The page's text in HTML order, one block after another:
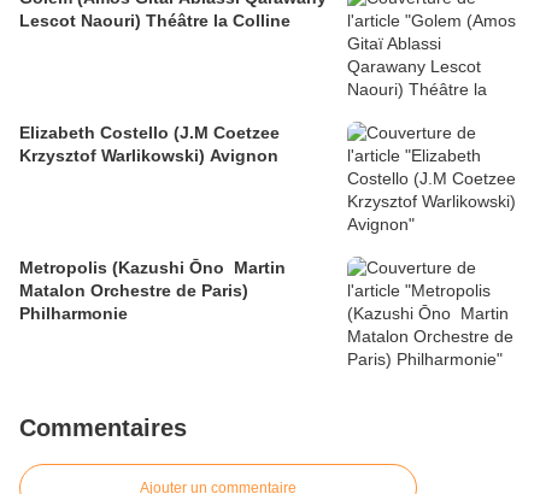
Lescot Naouri) Théâtre la Colline
Elizabeth Costello (J.M Coetzee
Krzysztof Warlikowski) Avignon
Metropolis (Kazushi Ōno Martin
Matalon Orchestre de Paris)
Philharmonie
Commentaires
Ajouter un commentaire